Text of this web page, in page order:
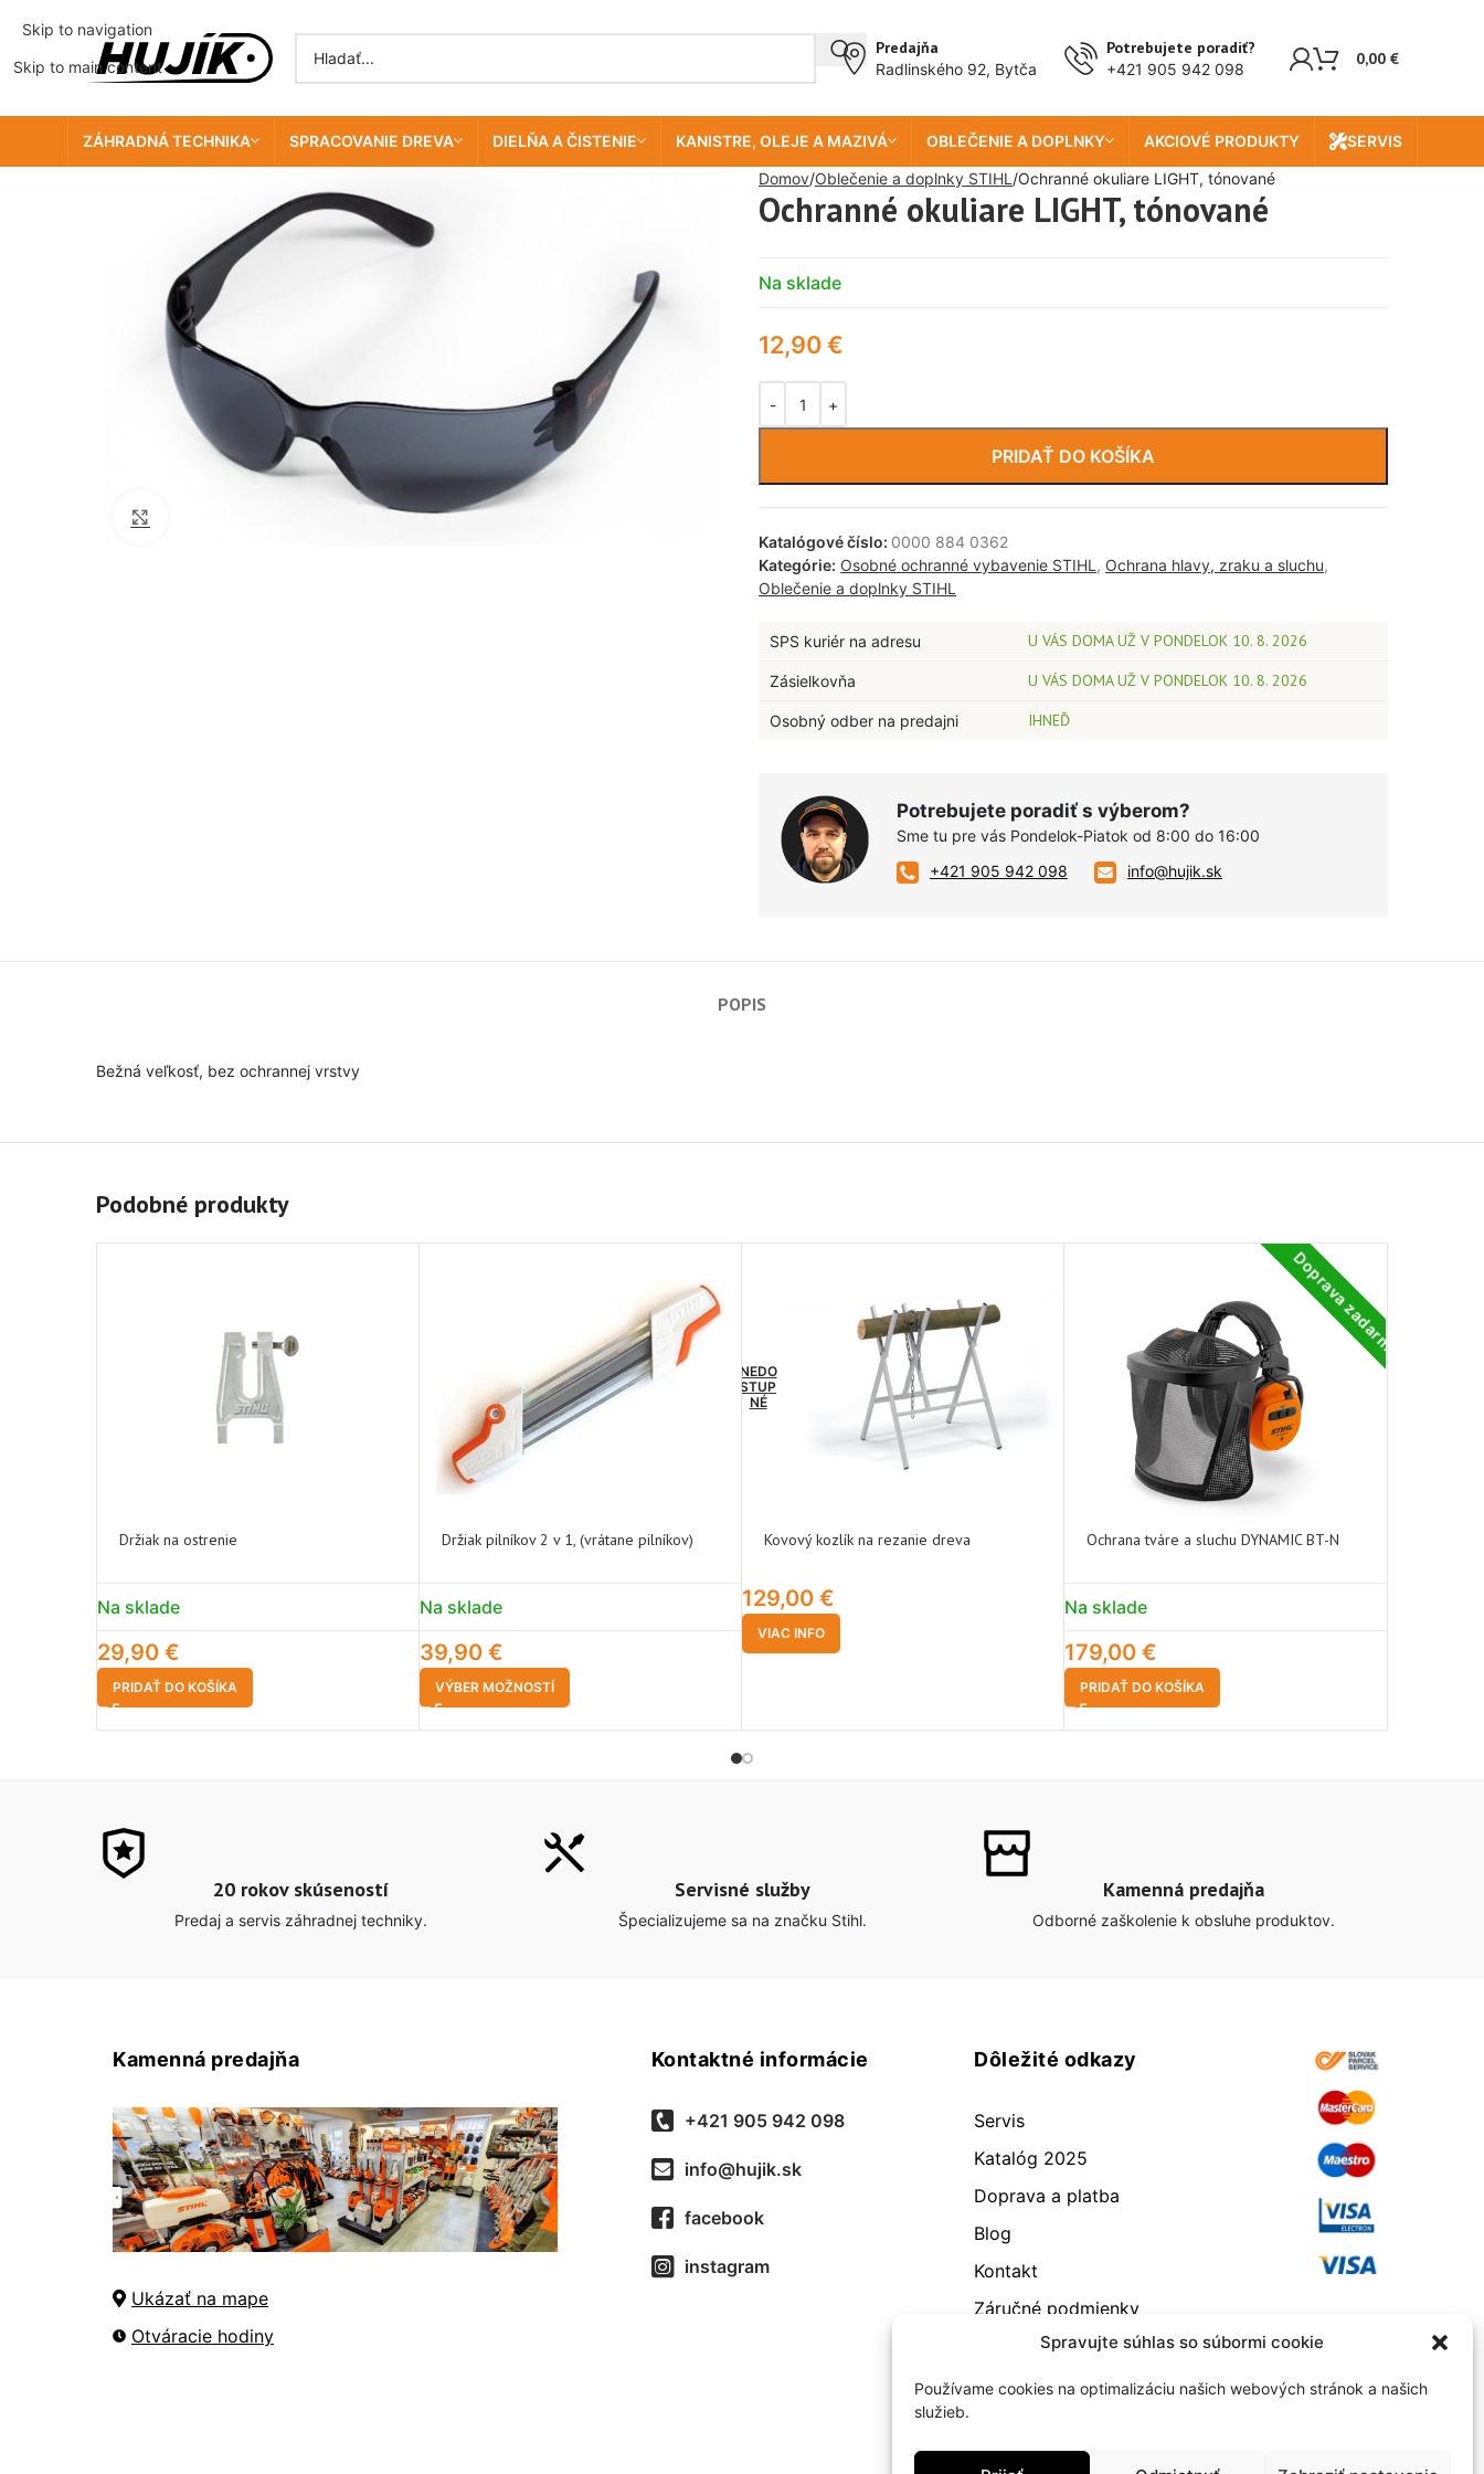
Spravujte súhlas so súbormi cookie
Používame cookies na optimalizáciu našich webových stránok a našich
služieb.
Skip to navigation
Skip to main content
Predajňa
Radlinského 92, Bytča
Potrebujete poradiť?
+421 905 942 098
0,00 €
ZÁHRADNÁ TECHNIKA SPRACOVANIE DREVA DIELŇA A ČISTENIE KANISTRE, OLEJE A MAZIVÁ OBLEČENIE A DOPLNKY AKCIOVÉ PRODUKTY SERVIS
Domov Oblečenie a doplnky STIHL Ochranné okuliare LIGHT, tónované
Ochranné okuliare LIGHT, tónované
Na sklade
12,90€
PRIDAŤ DO KOŠÍKA
Katalógové číslo: 0000 884 0362
Kategórie: Osobné ochranné vybavenie STIHL , Ochrana hlavy, zraku a sluchu,
Oblečenie a doplnky STIHL
SPS kuriér na adresu U VÁS DOMA UŽ V PONDELOK 10. 8. 2026
Zásielkovňa U VÁS DOMA UŽ V PONDELOK 10. 8. 2026
Osobný odber na predajni IHNEĎ
Potrebujete poradiť s výberom?
Sme tu pre vás Pondelok-Piatok od 8:00 do 16:00
+421 905 942 098
info@hujik.sk
POPIS
Bežná veľkosť, bez ochrannej vrstvy
Podobné produkty
Držiak na ostrenie
Na sklade
29,90 €
PRIDAŤ DO KOŠÍKA
Držiak pilníkov 2 v 1, (vrátane pilníkov)
Na sklade
39,90 €
VÝBER MOŽNOSTÍ
NEDO
STUP
NÉ
Kovový kozlík na rezanie dreva
129,00 €
VIAC INFO
Doprava zadarmo
Ochrana tváre a sluchu DYNAMIC BT-N
Na sklade
179,00 €
PRIDAŤ DO KOŠÍKA
20 rokov skúseností
Predaj a servis záhradnej techniky.
Servisné služby
Špecializujeme sa na značku Stihl.
Kamenná predajňa
Odborné zaškolenie k obsluhe produktov.
Kamenná predajňa
Ukázať na mape
Otváracie hodiny
Kontaktné informácie
+421 905 942 098
info@hujik.sk
facebook
instagram
Dôležité odkazy
Servis
Katalóg 2025
Doprava a platba
Blog
Kontakt
Záručné podmienky
Odstúpenie od zmluvy
Reklamácia a vrátenie
Zásady používania súborov